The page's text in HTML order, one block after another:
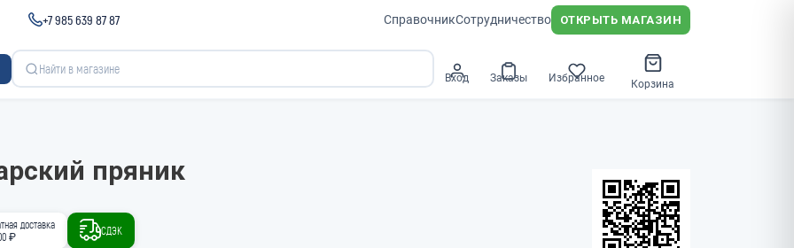
+7 985 639 87 87 СправочникСотрудничество ОТКРЫТЬ МАГАЗИН
Вход Заказы Избранное Корзина
пряник
доставка
₽
СДЭК